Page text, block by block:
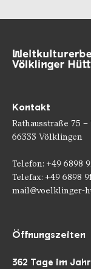
Kontakt
Rathausstraße 75 –
66333 Völklingen
Telefon: +49 6898
Telefax: +49 6898
mail@voelklinger-
Öffnungszeiten
362 Tage im